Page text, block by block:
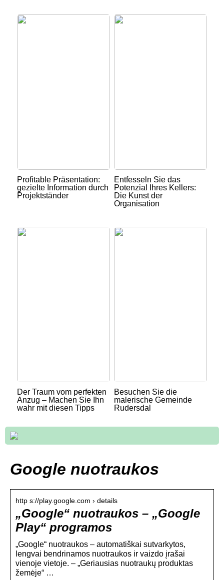
Profitable Präsentation:
gezielte Information durch
Projektständer
Entfesseln Sie das
Potenzial Ihres Kellers:
Die Kunst der
Organisation
Der Traum vom perfekten
Anzug – Machen Sie Ihn
wahr mit diesen Tipps
Besuchen Sie die
malerische Gemeinde
Rudersdal
Google nuotraukos
http s://play.google.com › details
„Google“ nuotraukos – „Google
Play“ programos
„Google“ nuotraukos – automatiškai sutvarkytos,
lengvai bendrinamos nuotraukos ir vaizdo įrašai
vienoje vietoje. – „Geriausias nuotraukų produktas
žemėje“ …